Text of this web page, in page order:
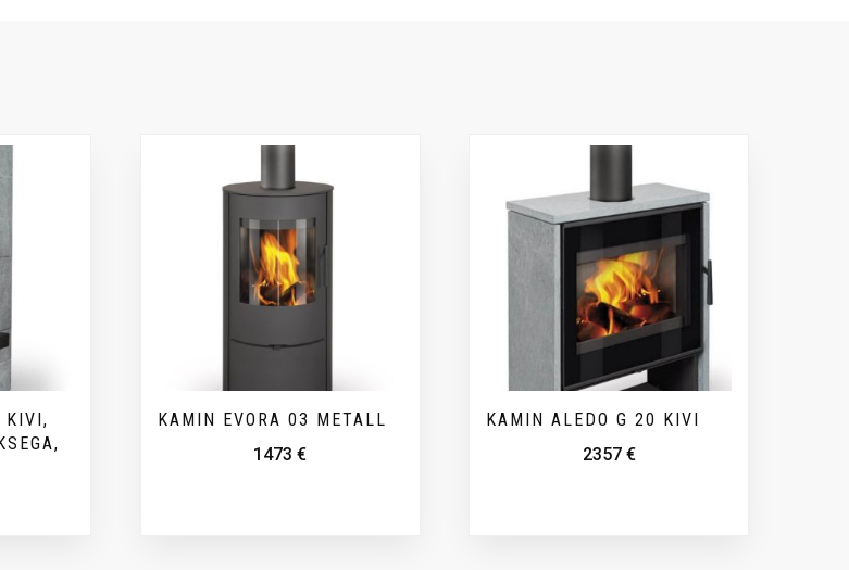
KIVI,
KAMIN EVORA 03 METALL
1473€
KAMIN ALEDO G 20 KIVI
2357 €